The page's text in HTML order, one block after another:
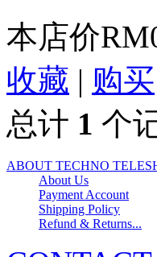
本店价
收藏 | 购买
总计 1 个
ABOUT TECHNO
About Us
Payment Account
Shipping Policy
Refund & Returns...